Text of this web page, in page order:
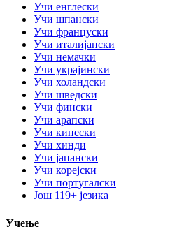
Учи енглески
Учи шпански
Учи француски
Учи италијански
Учи немачки
Учи украјински
Учи холандски
Учи шведски
Учи фински
Учи арапски
Учи кинески
Учи хинди
Учи јапански
Учи корејски
Учи португалски
Још 119+ језика
Учење